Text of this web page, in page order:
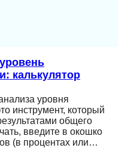
калькулятор
уровня
инструмент, который
общего
введите в окошко
(в процентах или…